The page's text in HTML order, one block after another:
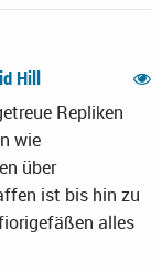
Hill
Repliken
wie
über
ist bis hin zu
alles